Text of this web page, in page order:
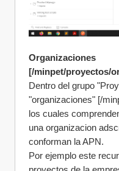
Organizaciones
[/minpet/proyectos/
Dentro del grupo
"organizaciones" [/
los cuales
una organizacion
conforman la APN.
Por ejemplo este